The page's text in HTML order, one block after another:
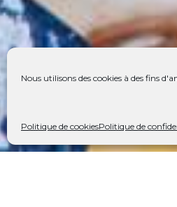
Nous utilisons des cookies à des fins
Politique de cookiesPolitique de